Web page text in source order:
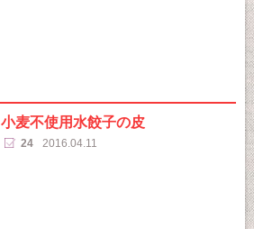
小麦不使用水餃子の皮
24 2016.04.11